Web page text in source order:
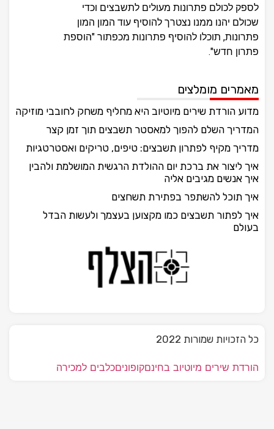
לספק לכולם פתרונות מעולים לתשבצים וכדי
שכולם יהנו ממנו נצטרך להוסיף עוד המון המון
פתרונות, תוכלו להוסיף פתרונות מכפתור "הוספת
פתרון חדש".
מאמרים מומלצים
מדוע הורדת שירים מיוטיוב היא מחליף משחק לחובבי מוזיקה
המדריך השלם להפוך למאסטר תשבצים תוך זמן קצר
מדריך מקיף לפתרון תשבצים: טיפים, טריקים ואסטרטגיות
איך ליצור את ברכת יום ההולדת הרגשית המושלמת ולהבין
איך אנשים מגיבים אליה
איך תוכל להשתפר בפתירת תשחצים
איך לפתור תשבצים כמו מקצוען בעצמך ולעשות הבדל
בעולם
כל הזכויות שמורות 2022
הורדת שירים מיוטיוב בחינםקופוניםכלבים למכירה